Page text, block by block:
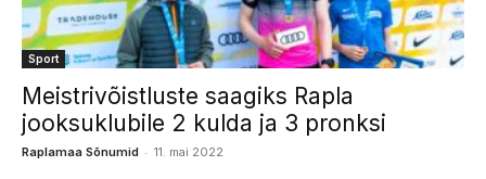
Sport
Meistrivõistluste saagiks Rapla
jooksuklubile 2 kulda ja 3 pronksi
Raplamaa Sõnumid - 11. mai 2022